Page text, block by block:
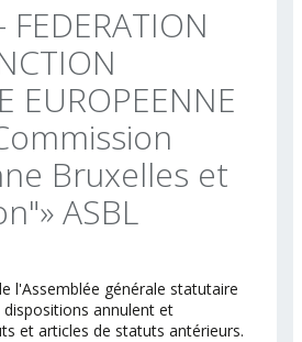
FEDERATION
EUROPEENNE
Bruxelles et
ASBL
l'Assemblée générale statutaire
dispositions annulent et
et articles de statuts antérieurs.